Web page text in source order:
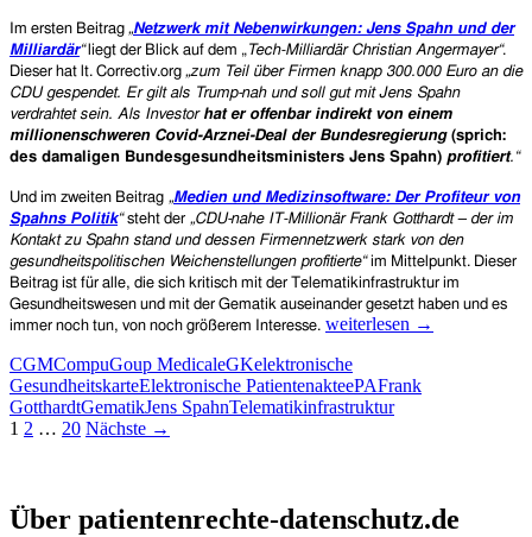
und
ohne
Kontrolle
Im ersten Beitrag „Netzwerk mit Nebenwirkungen: Jens Spahn und der
Milliardär“liegt der Blick auf dem „ Tech-Milliardär Christian Angermayer“.
Dieser hat lt. Correctiv.org „zum Teil über Firmen knapp 300.000 Euro an die
CDU gespendet. Er gilt als Trump-nah und soll gut mit Jens Spahn
verdrahtet sein. Als Investor hat er offenbar indirekt von einem
millionenschweren Covid-Arznei-Deal der Bundesregierung (sprich:
des damaligen Bundesgesundheitsministers Jens Spahn) profitiert.“
Und im zweiten Beitrag „Medien und Medizinsoftware: Der Profiteur von
Spahns Politik“steht der „CDU-nahe IT-Millionär Frank Gotthardt – der im
Kontakt zu Spahn stand und dessen Firmennetzwerk stark von den
gesundheitspolitischen Weichenstellungen profitierte“ im Mittelpunkt. Dieser
Beitrag ist für alle, die sich kritisch mit der Telematikinfrastruktur im
Gesundheitswesen und mit der Gematik auseinander gesetzt haben und es
immer noch tun, von noch größerem Interesse. Das
von
Jens
Spahn
Medien…
weiterlesen →
CGMCompuGoup MedicaleGKelektronische
GesundheitskarteElektronische PatientenakteePAFrank
GotthardtGematikJens SpahnTelematikinfrastruktur
Beitragsnavigation
1 2 … 20 Nächste →
Patientenrechte und Datenschutz e.V.
Über patientenrechte-datenschutz.de